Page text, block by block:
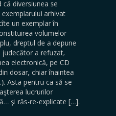
că diversiunea se
arhivat
un exemplar în
volumelor
dreptul de a depune
judecător a refuzat,
electronică, pe CD
dosar, chiar înaintea
Asta pentru ca să se
lucrurilor
şi răs-re-explicate […].